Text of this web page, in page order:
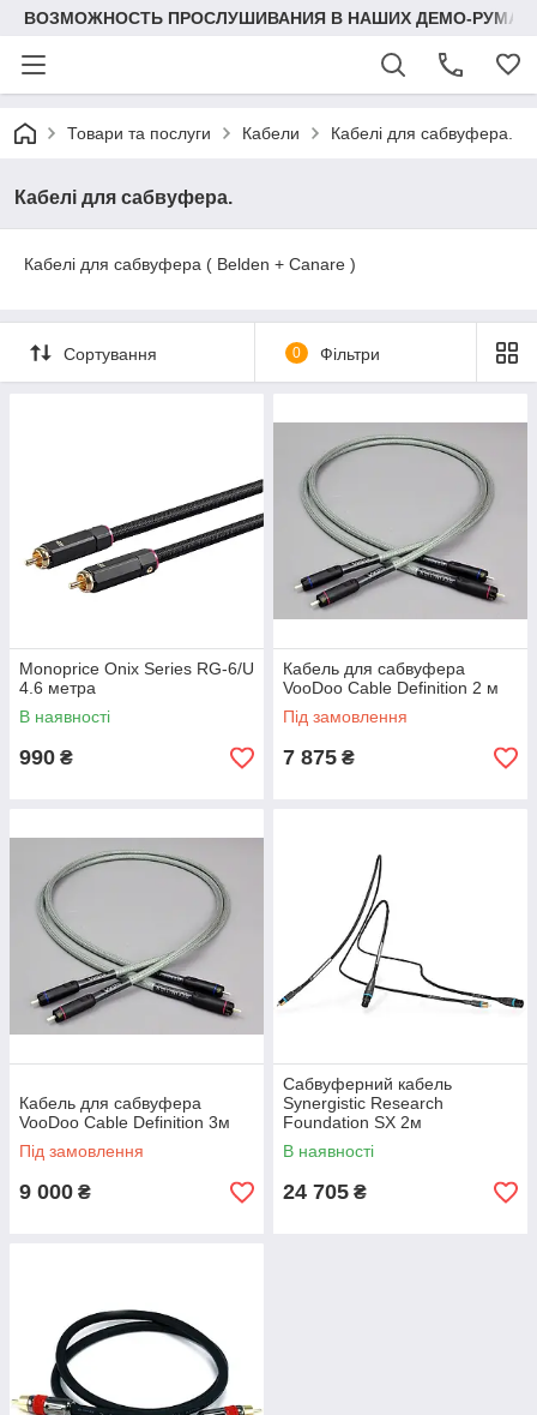
ВОЗМОЖНОСТЬ ПРОСЛУШИВАНИЯ В НАШИХ ДЕМО-РУМАХ
Товари та послуги Кабели Кабелі для сабвуфера.
Кабелі для сабвуфера.
Кабелі для сабвуфера ( Belden + Canare )
Сортування 0 Фільтри
Monoprice Onix Series RG-6/U
4.6 метра
В наявності
990 ₴
Кабель для сабвуфера
VooDoo Cable Definition 2 м
Під замовлення
7 875 ₴
Кабель для сабвуфера
VooDoo Cable Definition 3м
Під замовлення
9 000 ₴
Сабвуферний кабель
Synergistic Research
Foundation SX 2м
В наявності
24 705 ₴